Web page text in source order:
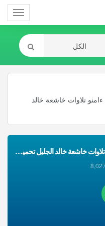
ءامنو تلاوات خاشعة خالد
خالد الجليل ان الله يدافع عن الذين ءامنو تلاوات خاشعة خالد الجليل تحميل Mp3